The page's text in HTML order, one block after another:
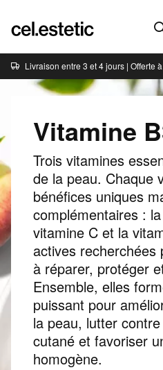
Livraison entre 3 et 4 jours | Offerte
Vitamine
Trois vitamines
de la peau. Chaque
bénéfices uniques
complémentaires :
vitamine C et la
actives recherchées
à réparer, protéger
Ensemble, elles
puissant pour
la peau, lutter
cutané et favoriser
homogène.